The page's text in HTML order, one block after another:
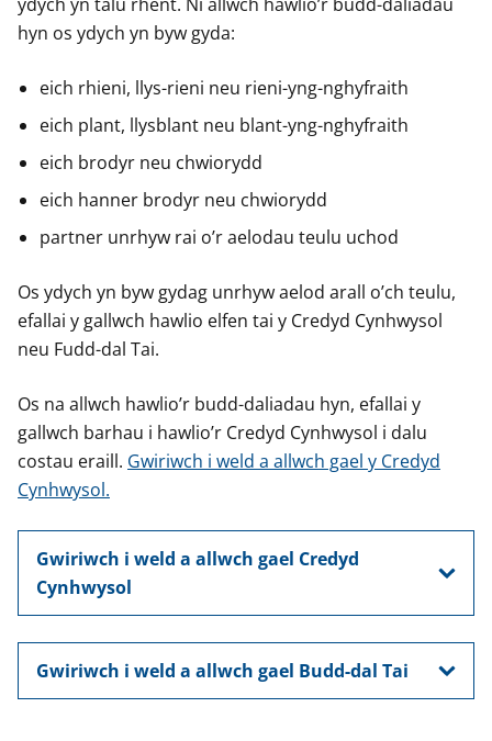
hyn os ydych yn byw gyda:
eich rhieni, llys-rieni neu rieni-yng-nghyfraith
eich plant, llysblant neu blant-yng-nghyfraith
eich brodyr neu chwiorydd
eich hanner brodyr neu chwiorydd
partner unrhyw rai o’r aelodau teulu uchod
Os ydych yn byw gydag unrhyw aelod arall o’ch teulu,
efallai y gallwch hawlio elfen tai y Credyd Cynhwysol
neu Fudd-dal Tai.
Os na allwch hawlio’r budd-daliadau hyn, efallai y
gallwch barhau i hawlio’r Credyd Cynhwysol i dalu
costau eraill. Gwiriwch i weld a allwch gael y Credyd
Cynhwysol.
Gwiriwch i weld a allwch gael Credyd
Cynhwysol
Gwiriwch i weld a allwch gael Budd-dal Tai